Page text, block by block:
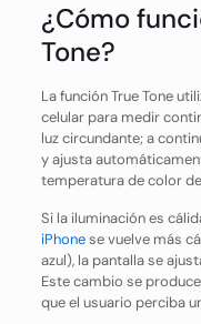
¿Cómo
Tone?
La función True Tone
celular para medir
luz circundante; a
y ajusta
temperatura de color
Si la iluminación es
iPhonese vuelve más
azul), la pantalla se
Este cambio se
que el usuario perciba